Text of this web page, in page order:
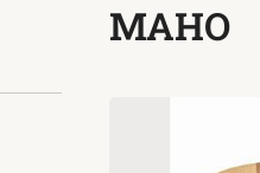
MAHO